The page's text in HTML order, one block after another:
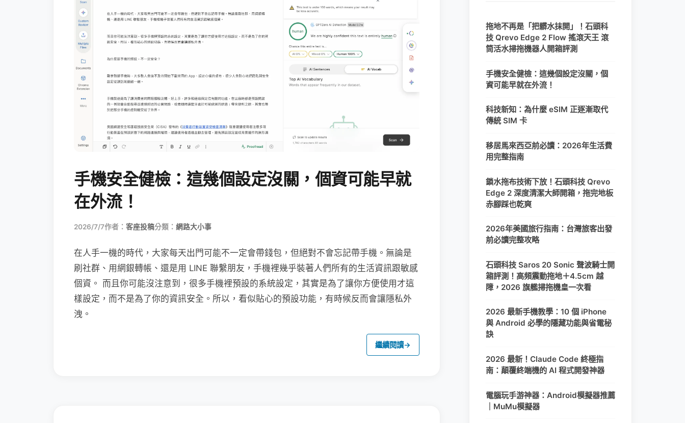
手機安全健檢：這幾個設定沒關，個資可能早就
在外流！
2026/7/7作者： 客座投稿分類： 網路大小事
在人手一機的時代，大家每天出門可能不一定會帶錢包，但絕對不會忘記帶手機。無論是
刷社群、用網銀轉帳、還是用 LINE 聯繫朋友，手機裡幾乎裝著人們所有的生活資訊跟敏感
個資。 而且你可能沒注意到，很多手機裡預設的系統設定，其實是為了讓你方便使用才這
樣設定，而不是為了你的資訊安全。所以，看似貼心的預設功能，有時候反而會讓隱私外
洩。
繼續閱讀→
拖地不再是「把髒水抹開」！石頭科
技 Qrevo Edge 2 Flow 搖滾天王 滾
筒活水掃拖機器人開箱評測
手機安全健檢：這幾個設定沒關，個
資可能早就在外流！
科技新知：為什麼 eSIM 正逐漸取代
傳統 SIM 卡
移居馬來西亞前必讀：2026年生活費
用完整指南
鎖水拖布技術下放！石頭科技 Qrevo
Edge 2 深度清潔大師開箱，拖完地板
赤腳踩也乾爽
2026年美國旅行指南：台灣旅客出發
前必讀完整攻略
石頭科技 Saros 20 Sonic 聲波騎士開
箱評測！高頻震動拖地＋4.5cm 越
障，2026 旗艦掃拖機皇一次看
2026 最新手機教學：10 個 iPhone
與 Android 必學的隱藏功能與省電秘
訣
2026 最新！Claude Code 終極指
南：顛覆終端機的 AI 程式開發神器
電腦玩手游神器：Android模擬器推薦
｜MuMu模擬器